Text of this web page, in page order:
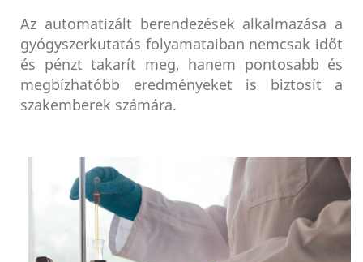
Az automatizált berendezések alkalmazása a
gyógyszerkutatás folyamataiban nemcsak időt
és pénzt takarít meg, hanem pontosabb és
megbízhatóbb eredményeket is biztosít a
szakemberek számára.